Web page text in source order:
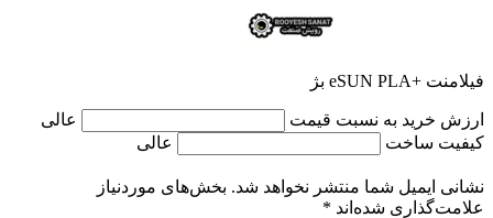
فیلامنت +eSUN PLA بژ
ارزش خرید به نسبت قیمت
عالی
کیفیت ساخت
عالی
نشانی ایمیل شما منتشر نخواهد شد. بخش‌های موردنیاز
علامت‌گذاری شده‌اند *